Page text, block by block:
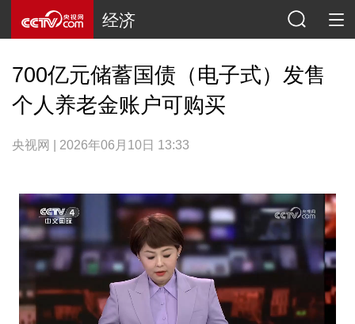
经济
700亿元储蓄国债（电子式）发售
个人养老金账户可购买
央视网 | 2026年06月10日 13:33